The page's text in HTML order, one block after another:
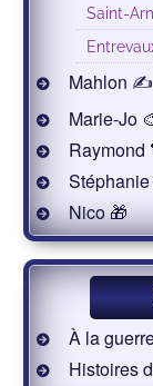
Saint-
Mahlon ✍
Marie-Jo
Raymond
Stéphanie
Nico 🎁
À la
Histoires